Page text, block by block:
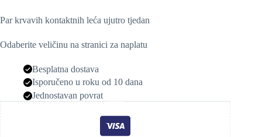
Par krvavih kontaktnih leća ujutro tjedan
Odaberite veličinu na stranici za naplatu
Besplatna dostava
Isporučeno u roku od 10 dana
Jednostavan povrat